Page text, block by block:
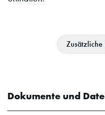
Zusätzliche
Dokumente und